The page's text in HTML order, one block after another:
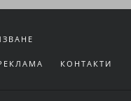
КОНТАКТИ